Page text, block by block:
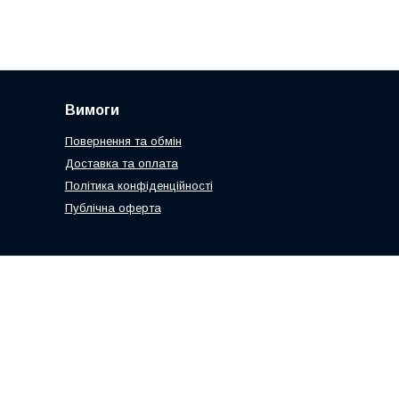
Вимоги
Повернення та обмін
Доставка та оплата
Політика конфіденційності
Публічна оферта